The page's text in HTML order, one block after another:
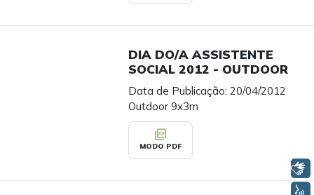
DIA DO/A ASSISTENTE
SOCIAL 2012 - OUTDOOR
Data de Publicação: 20/04/2012
Outdoor 9x3m
picture_as_pdf
MODO PDF